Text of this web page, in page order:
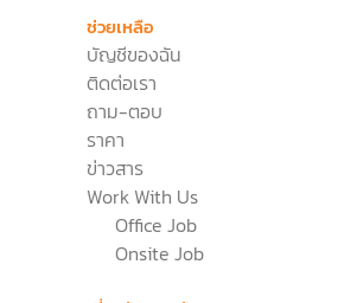
ช่วยเหลือ
บัญชีของฉัน
ติดต่อเรา
ถาม-ตอบ
ราคา
ข่าวสาร
Work With Us
Office Job
Onsite Job